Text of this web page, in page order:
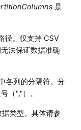
是
径。仅支持 CSV
法保证数据准确
各列的分隔符。分
（","）。
类型。具体请参